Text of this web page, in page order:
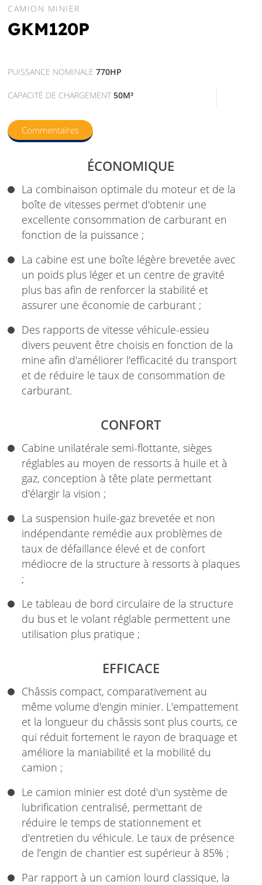
CAMION MINIER
GKM120P
PUISSANCE NOMINALE770HP
CAPACITÉ DE CHARGEMENT50M³
Commentaires
ÉCONOMIQUE
La combinaison optimale du moteur et de la
boîte de vitesses permet d'obtenir une
excellente consommation de carburant en
fonction de la puissance ;
La cabine est une boîte légère brevetée avec
un poids plus léger et un centre de gravité
plus bas afin de renforcer la stabilité et
assurer une économie de carburant ;
Des rapports de vitesse véhicule-essieu
divers peuvent être choisis en fonction de la
mine afin d'améliorer l'efficacité du transport
et de réduire le taux de consommation de
carburant.
CONFORT
Cabine unilatérale semi-flottante, sièges
réglables au moyen de ressorts à huile et à
gaz, conception à tête plate permettant
d'élargir la vision ;
La suspension huile-gaz brevetée et non
indépendante remédie aux problèmes de
taux de défaillance élevé et de confort
médiocre de la structure à ressorts à plaques
;
Le tableau de bord circulaire de la structure
du bus et le volant réglable permettent une
utilisation plus pratique ;
EFFICACE
Châssis compact, comparativement au
même volume d'engin minier. L'empattement
et la longueur du châssis sont plus courts, ce
qui réduit fortement le rayon de braquage et
améliore la maniabilité et la mobilité du
camion ;
Le camion minier est doté d'un système de
lubrification centralisé, permettant de
réduire le temps de stationnement et
d'entretien du véhicule. Le taux de présence
de l’engin de chantier est supérieur à 85% ;
Par rapport à un camion lourd classique, la